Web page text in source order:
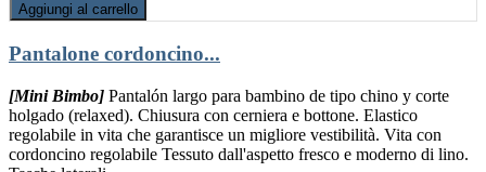
Aggiungi al carrello
Pantalone cordoncino...
[Mini Bimbo] Pantalón largo para bambino de tipo chino y corte
holgado (relaxed). Chiusura con cerniera e bottone. Elastico
regolabile in vita che garantisce un migliore vestibilità. Vita con
cordoncino regolabile Tessuto dall'aspetto fresco e moderno di lino.